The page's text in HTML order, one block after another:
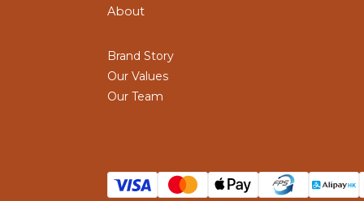
About
Brand Story
Our Values
Our Team